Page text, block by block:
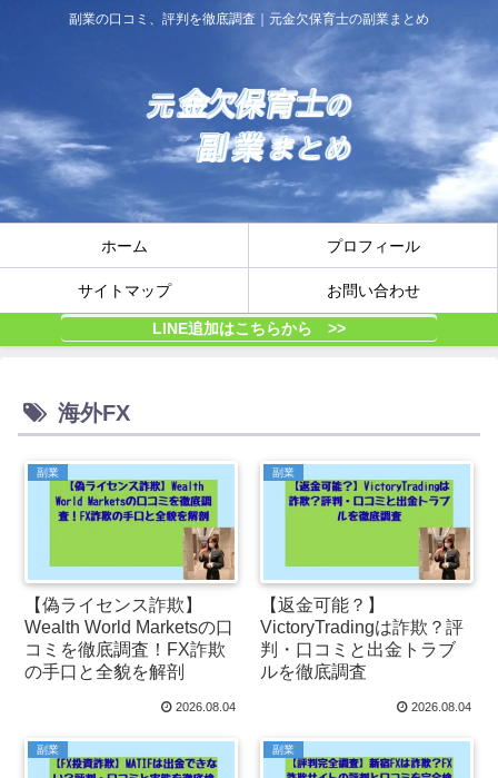
副業の口コミ、評判を徹底調査｜元金欠保育士の副業まとめ
ホーム プロフィール
サイトマップ お問い合わせ
LINE追加はこちらから >>
海外FX
副業
【偽ライセンス詐欺】
Wealth World Marketsの口
コミを徹底調査！FX詐欺
の手口と全貌を解剖
2026.08.04
副業
【返金可能？】
VictoryTradingは詐欺？評
判・口コミと出金トラブ
ルを徹底調査
2026.08.04
副業 副業